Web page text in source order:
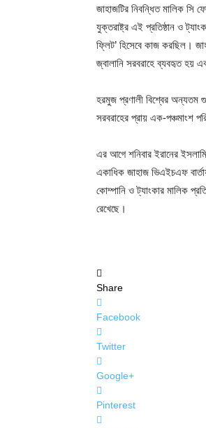
জাহাজটির নিবন্ধিত মালিক সি
যুক্তরাষ্ট্র এই প্রতিষ্ঠান ও
ফ্লিট’ হিসেবে কাজ করছিল।
জ্বালানি সরবরাহে ব্যবহৃত হয়
হরমুজ প্রণালী বিশ্বের অন্যতম
সরবরাহের প্রায় এক-পঞ্চমাংশ
এর আগে শনিবার ইরানের
একাধিক জাহাজ ভিএইচএফ
কোম্পানি ও ট্যাংকার মালিক
রেখেছে।
Share
Facebook
Twitter
Google+
Pinterest